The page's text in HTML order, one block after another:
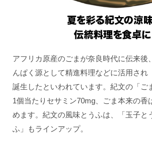
アフリカ原産のごまが奈良時代に伝来後
んぱく源として精進料理などに活用され
誕生したといわれています。紀文の「ご
1個当たりセサミン70mg、ごま本来の香
めます。紀文の風味とうふは、「玉子と
ふ」もラインアップ。